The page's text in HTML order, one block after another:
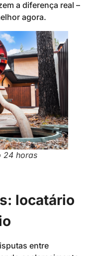
a diferença real –
agora.
24 horas
locatário
entre